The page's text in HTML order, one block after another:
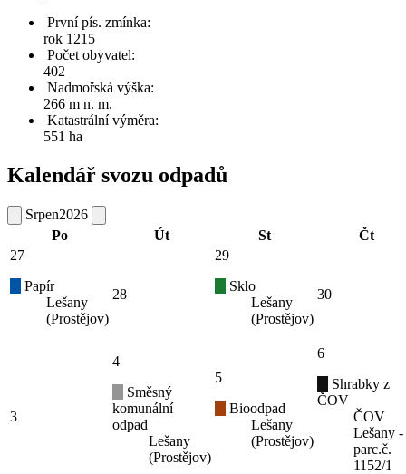
První pís. zmínka:
rok 1215
Počet obyvatel:
402
Nadmořská výška:
266 m n. m.
Katastrální výměra:
551 ha
Kalendář svozu odpadů
Srpen2026
Po
Út St
Čt
27
Papír
Lešany
(Prostějov)
28
29
Sklo
Lešany
(Prostějov)
30
3
4
Směsný
komunální
odpad
Lešany
(Prostějov)
5
Bioodpad
Lešany
(Prostějov)
6
Shrabky z
ČOV
ČOV
Lešany -
parc.č.
1152/1